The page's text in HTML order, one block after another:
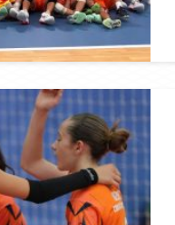
SSAA VÓLEY PLAYA
Definidas las
autonómicas
de vóley playa
Campeonatos
08/07/2026